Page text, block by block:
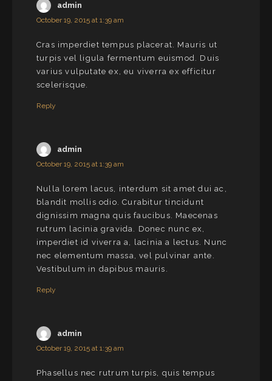
admin
October 19, 2015 at 1:39 am
Cras imperdiet tempus placerat. Mauris ut
turpis vel ligula fermentum euismod. Duis
varius vulputate ex, eu viverra ex efficitur
scelerisque.
Reply
admin
October 19, 2015 at 1:39 am
Nulla lorem lacus, interdum sit amet dui ac,
blandit mollis odio. Curabitur tincidunt
dignissim magna quis faucibus. Maecenas
rutrum lacinia gravida. Donec nunc ex,
imperdiet id viverra a, lacinia a lectus. Nunc
nec elementum massa, vel pulvinar ante.
Vestibulum in dapibus mauris.
Reply
admin
October 19, 2015 at 1:39 am
Phasellus nec rutrum turpis, quis tempus